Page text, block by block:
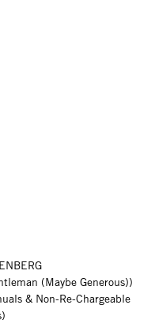
(Maybe Generous))
& Non-Re-Chargeable